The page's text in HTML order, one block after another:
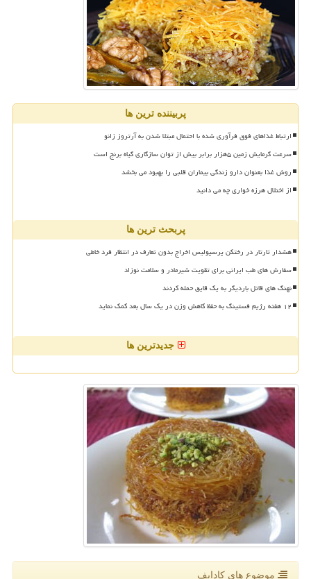
پربیننده ترین ها
ارتباط غذاهای فوق فرآوری شده با احتمال مبتلا شدن به آرتروز زانو
سرعت گرمایش زمین ۵هزار برابر بیش از توان سازگاری گیاه برنج است
روش غذا بعنوان دارو زندگی بیماران قلبی را بهبود می بخشد
از اختلال هرزه خواری چه می دانید
پربحث ترین ها
هشدار تارتار در رختکن پرسپولیس اخراج بدون تعارف در انتظار فرد خاطی
سفارش های طب ایرانی برای تقویت شیرمادر و سلامت نوزاد
نهنگ های قاتل باردیگر به یک قایق حمله کردند
۱۲ هفته رژیم فستینگ به حفظ کاهش وزن در یک سال بعد کمک نماید
جدیدترین ها
موضوع های كادایف